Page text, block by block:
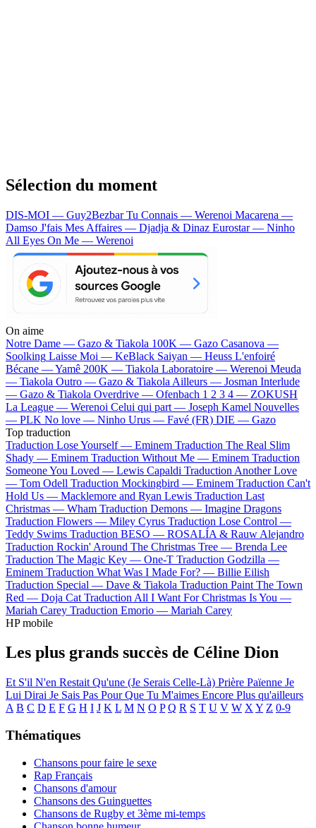
Sélection du moment
DIS-MOI — Guy2BezbarTu Connais — Werenoi Macarena —
Damso J'fais Mes Affaires — Djadja & Dinaz Eurostar — Ninho
All Eyes On Me — Werenoi
On aime
Notre Dame — Gazo & Tiakola 100K — Gazo Casanova —
Soolking Laisse Moi — KeBlack Saiyan — Heuss L'enfoiré
Bécane —Yamê 200K — Tiakola Laboratoire — Werenoi Meuda
— Tiakola Outro — Gazo & Tiakola Ailleurs — Josman Interlude
— Gazo & Tiakola Overdrive — Ofenbach 1 2 3 4 — ZOKUSH
La League — Werenoi Celui qui part — Joseph Kamel Nouvelles
— PLK No love — Ninho Urus — Favé (FR) DIE — Gazo
Top traduction
Traduction Lose Yourself — Eminem Traduction The Real Slim
Shady — Eminem Traduction Without Me — Eminem Traduction
Someone You Loved — Lewis Capaldi Traduction Another Love
— Tom Odell Traduction Mockingbird — Eminem Traduction Can't
Hold Us — Macklemore and Ryan Lewis Traduction Last
Christmas — Wham Traduction Demons — Imagine Dragons
Traduction Flowers — Miley Cyrus Traduction Lose Control —
Teddy Swims Traduction BESO — ROSALÍA & Rauw Alejandro
Traduction Rockin' Around The Christmas Tree — Brenda Lee
Traduction The Magic Key — One-T Traduction Godzilla —
Eminem Traduction What Was I Made For? — Billie Eilish
Traduction Special — Dave & Tiakola Traduction Paint The Town
Red — Doja Cat Traduction All I Want For Christmas Is You —
Mariah Carey Traduction Emorio — Mariah Carey
HP mobile
Les plus grands succès de Céline Dion
Et S'il N'en Restait Qu'une (Je Serais Celle-Là) Prière Païenne Je
Lui Dirai Je Sais Pas Pour Que Tu M'aimes Encore Plus qu'ailleurs
A B C D E F G H I J K L M N O P Q R S T U V W X Y Z 0-9
Thématiques
Chansons pour faire le sexe
Rap Français
Chansons d'amour
Chansons des Guinguettes
Chansons de Rugby et 3ème mi-temps